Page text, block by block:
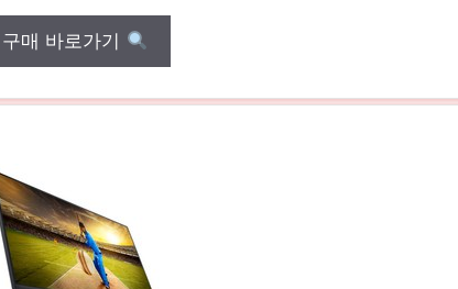
구매 바로가기